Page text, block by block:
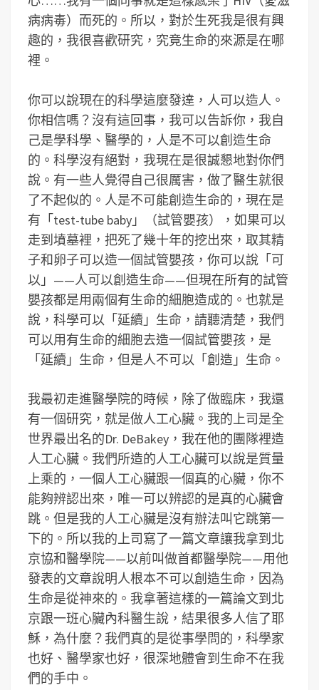
病病毒）而死的。所以，對於生死我是很有興
趣的，我很喜歡研究，究竟生命的來源是在哪
裡。
你可以說現在的科學這麼發達，人可以造人。
你相信嗎？沒有這回事，我可以告訴你，我自
己是學科學、醫學的，人是不可以創造生命
的。科學沒有絕對，我現在是很誠懇地對你們
說。有一些人覺得自己很厲害，做了醫生就很
了不起似的。人是不可能創造生命的，現在是
有「test-tube baby」（試管嬰孩），如果可以
走到墳墓裡，把死了幾十年的挖出來，取其精
子和卵子可以造一個試管嬰孩，你可以說「可
以」——人可以創造生命——但現在所有的試管
嬰孩都是用兩個有生命的細胞造成的。也就是
說，科學可以「延續」生命，請聽清楚，我們
可以用有生命的細胞去造一個試管嬰孩，是
「延續」生命，但是人不可以「創造」生命。
我最初走進醫學院的時候，除了做臨床，我還
有一個研究，就是做人工心臟。我的上司是全
世界最出名的Dr. DeBakey，我在他的團隊裡造
人工心臟。我們所造的人工心臟可以說是質量
上乘的，一個人工心臟跟一個真的心臟，你不
能夠辨認出來，唯一可以辨認的是真的心臟會
跳。但是我的人工心臟是沒有辦法叫它跳第一
下的。所以我的上司寫了一篇文章讓我拿到北
京協和醫學院——以前叫做首都醫學院——用他
發表的文章說明人根本不可以創造生命，因為
生命是從神來的。我拿著這樣的一篇論文到北
京跟一班心臟內科醫生說，結果很多人信了耶
穌，為什麼？我們真的是從事學問的，科學家
也好、醫學家也好，很深地體會到生命不在我
們的手中。